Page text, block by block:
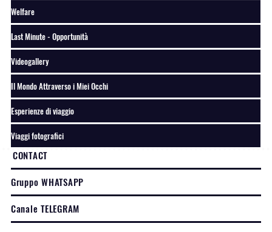
Welfare
Last Minute - Opportunità
Videogallery
Il Mondo Attraverso i Miei Occhi
Esperienze di viaggio
Viaggi fotografici
CONTACT
Gruppo WHATSAPP
Canale TELEGRAM